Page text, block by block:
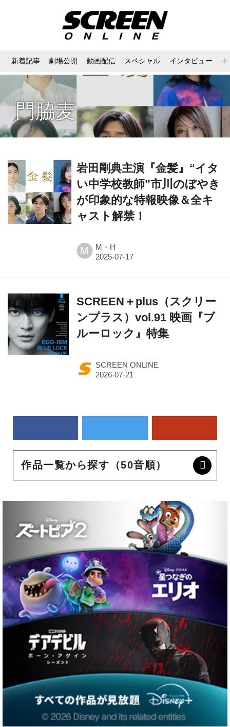
新着記事 劇場公開 動画配信 スペシャル インタビュー
⾨脇⻨
岩田剛典主演『金髪』“イタ
い中学校教師”市川のぼやき
が印象的な特報映像＆全キ
ャスト解禁！
M M・H
SCREEN＋plus（スクリー
ンプラス）vol.91 映画『ブ
ルーロック』特集
SCREEN ONLINE
作品一覧から探す（50音順）